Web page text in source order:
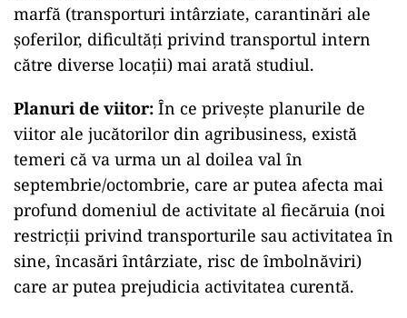
marfă (transporturi intârziate, carantinări ale
şoferilor, dificultăţi privind transportul intern
către diverse locaţii) mai arată studiul.
Planuri de viitor: Ȋn ce privește planurile de
viitor ale jucătorilor din agribusiness, există
temeri că va urma un al doilea val ȋn
septembrie/octombrie, care ar putea afecta mai
profund domeniul de activitate al fiecăruia (noi
restricţii privind transporturile sau activitatea ȋn
sine, ȋncasări ȋntârziate, risc de ȋmbolnăviri)
care ar putea prejudicia activitatea curentă.